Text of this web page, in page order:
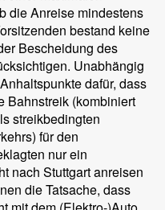
die Anreise mindestens
bestand keine
Bescheidung des
Unabhängig
dafür, dass
Bahnstreik (kombiniert
streikbedingten
für den
nur ein
nach Stuttgart anreisen
die Tatsache, dass